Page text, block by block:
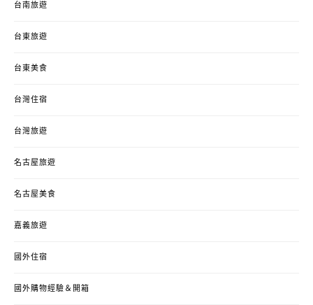
台南旅遊
台東旅遊
台東美食
台灣住宿
台灣旅遊
名古屋旅遊
名古屋美食
嘉義旅遊
國外住宿
國外購物經驗＆開箱